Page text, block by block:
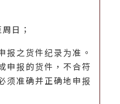
日；
报之货件纪录为准。
申报的货件，不合符
须准确并正确地申报